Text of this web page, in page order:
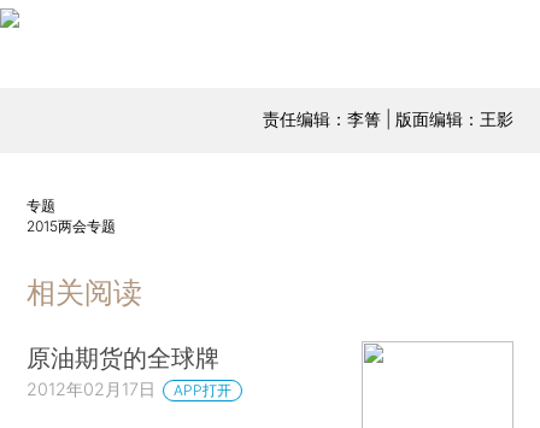
责任编辑：李箐 | 版面编辑：王影
专题
2015两会专题
相关阅读
原油期货的全球牌
2012年02月17日 APP打开